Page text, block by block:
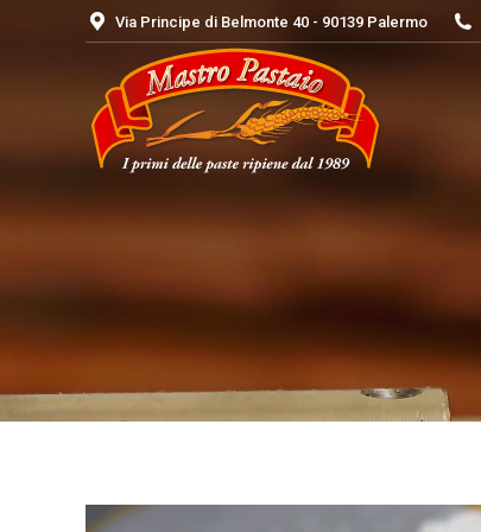
Via Principe di Belmonte 40 - 90139 Palermo